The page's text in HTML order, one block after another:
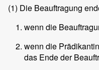
(1) Die Beauftragung
wenn die
wenn die
das Ende der